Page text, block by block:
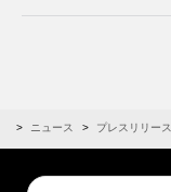
ニュース プレスリリース
Conduct